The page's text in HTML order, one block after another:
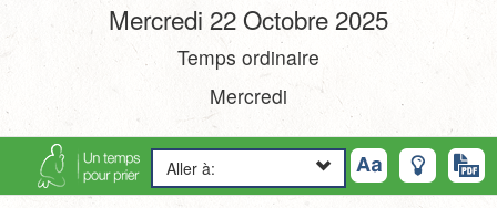
Mercredi 22 Octobre 2025
Temps ordinaire
Mercredi
Aller à: